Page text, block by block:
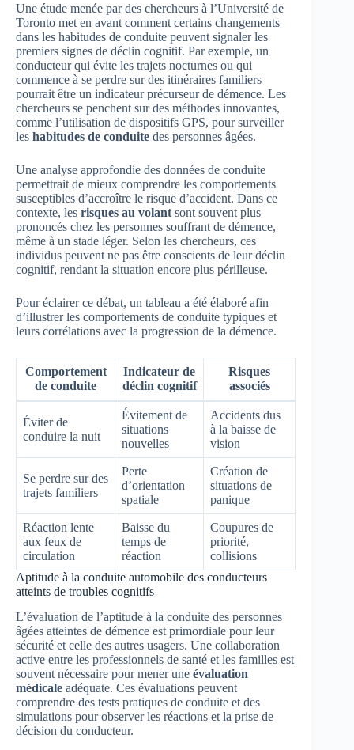
Une étude menée par des chercheurs à l’Université de
Toronto met en avant comment certains changements
dans les habitudes de conduite peuvent signaler les
premiers signes de déclin cognitif. Par exemple, un
conducteur qui évite les trajets nocturnes ou qui
commence à se perdre sur des itinéraires familiers
pourrait être un indicateur précurseur de démence. Les
chercheurs se penchent sur des méthodes innovantes,
comme l’utilisation de dispositifs GPS, pour surveiller
les habitudes de conduite des personnes âgées.
Une analyse approfondie des données de conduite
permettrait de mieux comprendre les comportements
susceptibles d’accroître le risque d’accident. Dans ce
contexte, les risques au volant sont souvent plus
prononcés chez les personnes souffrant de démence,
même à un stade léger. Selon les chercheurs, ces
individus peuvent ne pas être conscients de leur déclin
cognitif, rendant la situation encore plus périlleuse.
Pour éclairer ce débat, un tableau a été élaboré afin
d’illustrer les comportements de conduite typiques et
leurs corrélations avec la progression de la démence.
Comportement
de conduite
Indicateur de
déclin cognitif
Risques
associés
Éviter de
conduire la nuit
Évitement de
situations
nouvelles
Accidents dus
à la baisse de
vision
Se perdre sur des
trajets familiers
Perte
d’orientation
spatiale
Création de
situations de
panique
Réaction lente
aux feux de
circulation
Baisse du
temps de
réaction
Coupures de
priorité,
collisions
Aptitude à la conduite automobile des conducteurs
atteints de troubles cognitifs
L’évaluation de l’aptitude à la conduite des personnes
âgées atteintes de démence est primordiale pour leur
sécurité et celle des autres usagers. Une collaboration
active entre les professionnels de santé et les familles est
souvent nécessaire pour mener une évaluation
médicale adéquate. Ces évaluations peuvent
comprendre des tests pratiques de conduite et des
simulations pour observer les réactions et la prise de
décision du conducteur.